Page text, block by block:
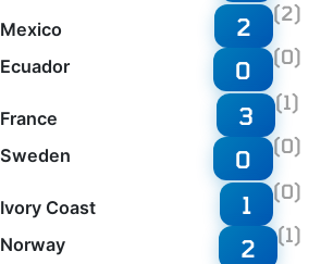
Mexico
Ecuador
2 (2)
0 (0)
France
Sweden
3 (1)
0 (0)
Ivory Coast
Norway
1 (0)
2 (1)